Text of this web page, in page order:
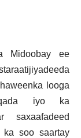
Midoobay ee
looga
iyo ka
saxaafadeed
ka soo saartay